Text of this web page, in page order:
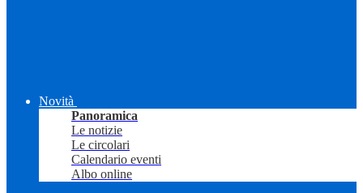
Novità
Panoramica
Le notizie
Le circolari
Calendario eventi
Albo online